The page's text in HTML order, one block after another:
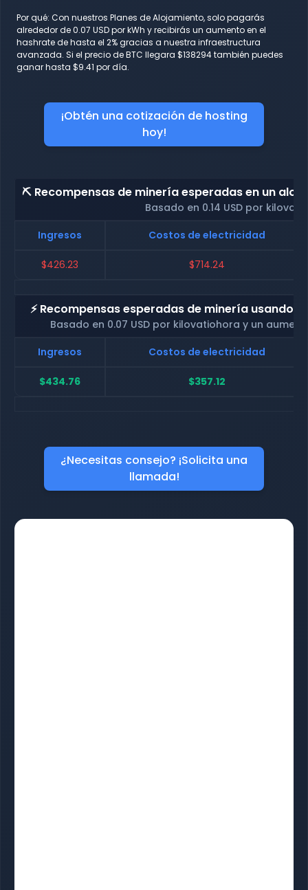
Por qué: Con nuestros Planes de Alojamiento, solo pagarás
alrededor de 0.07 USD por kWh y recibirás un aumento en el
hashrate de hasta el 2% gracias a nuestra infraestructura
avanzada. Si el precio de BTC llegara $138294 también puedes
ganar hasta $9.41 por día.
¡Obtén una cotización de hosting
hoy!
⛏️ Recompensas de minería esperadas en un
Basado en 0.14 USD por
Ingresos
Costos de electricidad
$426.23 $714.24
⚡ Recompensas esperadas de minería usando
Basado en 0.07 USD por kilovatiohora y un
Ingresos
Costos de electricidad
$434.76 $357.12
¿Necesitas consejo? ¡Solicita una
llamada!